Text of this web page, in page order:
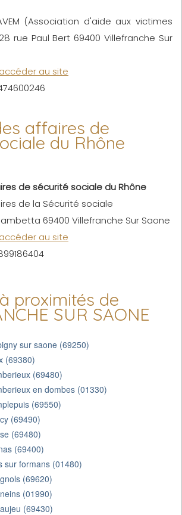
(Association d'aide aux victimes
rue Paul Bert 69400 Villefranche Sur
au site
affaires de
du Rhône
de sécurité sociale du Rhône
de la Sécurité sociale
69400 Villefranche Sur Saone
au site
proximités de
SUR SAONE
sur saone (69250)
(69380)
(69480)
en dombes (01330)
(69550)
(69490)
(69480)
(69400)
sur formans (01480)
(69620)
(01990)
(69430)